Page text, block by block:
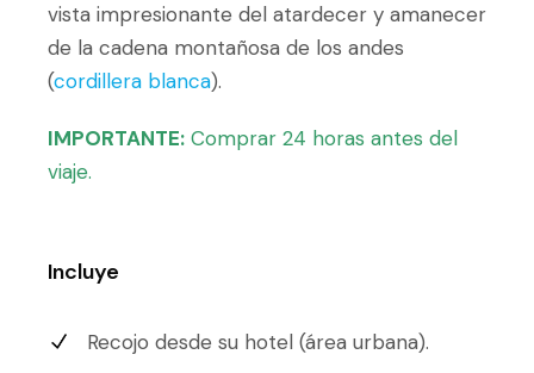
vista impresionante del atardecer y amanecer
de la cadena montañosa de los andes
(cordillera blanca).
IMPORTANTE: Comprar 24 horas antes del
viaje.
Incluye
Recojo desde su hotel (área urbana).